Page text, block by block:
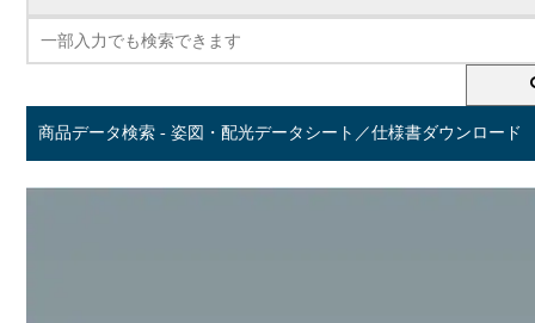
商品データ検索 - 姿図・配光データシート／仕様書ダウンロード